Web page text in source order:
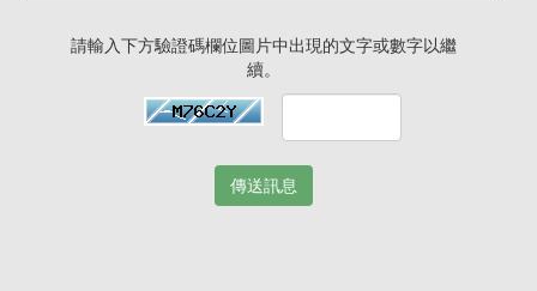
請輸入下方驗證碼欄位圖片中出現的文字或數字以繼
續。
傳送訊息